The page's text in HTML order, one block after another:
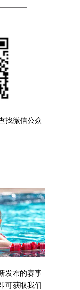
找微信公众
发布的赛事
可获取我们